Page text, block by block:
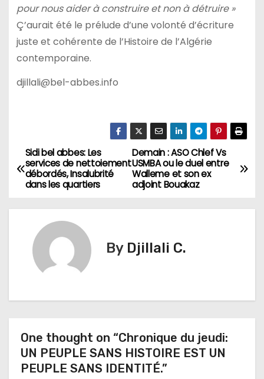
pour nous aider à construire et non à détruire »
Ç’aurait été le prélude d’une volonté d’écriture
juste et cohérente de l’Histoire de l’Algérie
contemporaine.
djillali@bel-abbes.info
N
a
v
t
o
Demain : ASO Chlef Vs
USMBA ou le duel entre
Walleme et son ex
adjoint Bouakaz
Sidi bel abbes: Les
services de nettoiement
débordés, Insalubrité
dans les quartiers
By Djillali C.
One thought on “Chronique du jeudi:
UN PEUPLE SANS HISTOIRE EST UN
PEUPLE SANS IDENTITÉ.”